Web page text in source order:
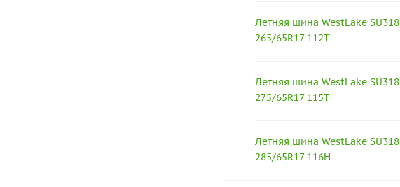
Летняя шина WestLake SU318
265/65R17 112T
Летняя шина WestLake SU318
275/65R17 115T
Летняя шина WestLake SU318
285/65R17 116H